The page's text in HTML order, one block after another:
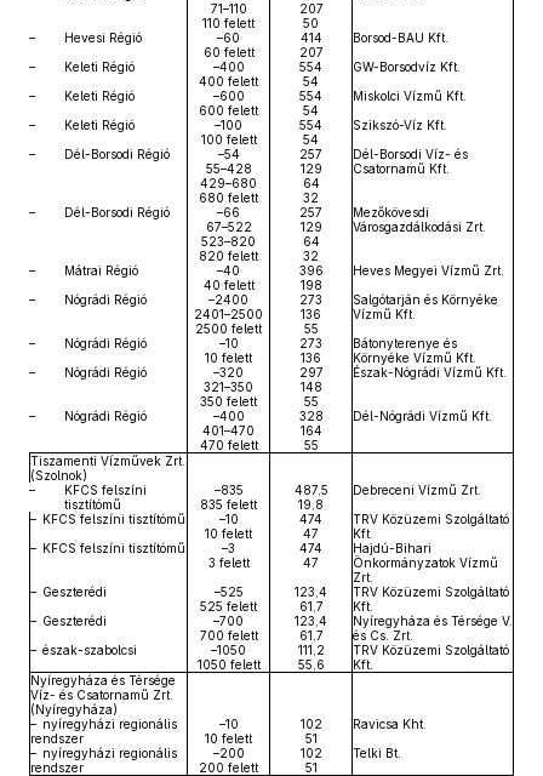
71–110
110 felett
207
50
– Hevesi Régió
–60
60 felett
414
207
Borsod-BAU Kft.
–
Keleti Régió
–400
400 felett
554
54
GW-Borsodvíz Kft.
–
Keleti Régió
–600
600 felett
554
54
Miskolci Vízmű Kft.
–
Keleti Régió
–100
100 felett
554
54
Szikszó-Víz Kft.
–
Dél-Borsodi Régió
–54
55–428
429–680
680 felett
257
129
64
32
Dél-Borsodi Víz- és
Csatornamű Kft.
– Dél-Borsodi Régió
–66
67–522
523–820
820 felett
257
129
64
32
Mezőkövesdi
Városgazdálkodási Zrt.
– Mátrai Régió
–40
40 felett
396
198
Heves Megyei Vízmű Zrt.
–
Nógrádi Régió
–2400
2401–2500
2500 felett
273
136
55
Salgótarján és Környéke
Vízmű Kft.
–
Nógrádi Régió
–10
10 felett
273
136
Bátonyterenye és
Környéke Vízmű Kft.
–
Nógrádi Régió
–320
321–350
350 felett
297
148
55
Észak-Nógrádi Vízmű Kft.
– Nógrádi Régió
–400
401–470
470 felett
328
164
55
Dél-Nógrádi Vízmű Kft.
Tiszamenti Vízművek Zrt.
(Szolnok)
–
KFCS felszíni
tisztítómű
–835
835 felett
487,5
19,8
Debreceni Vízmű Zrt.
– KFCS felszíni tisztítómű
–10
10 felett
474
47
TRV Közüzemi Szolgáltató
Kft.
– KFCS felszíni tisztítómű
–3
3 felett
474
47
Hajdú-Bihari
Önkormányzatok Vízmű
Zrt.
– Geszterédi
–525
525 felett
123,4
61,7
TRV Közüzemi Szolgáltató
Kft.
– Geszterédi
–700
700 felett
123,4
61,7
Nyíregyháza és Térsége V.
és Cs. Zrt.
– észak-szabolcsi
–1050
1050 felett
111,2
55,6
TRV Közüzemi Szolgáltató
Kft.
Nyíregyháza és Térsége
Víz- és Csatornamű Zrt.
(Nyíregyháza)
– nyíregyházi regionális
rendszer
–10
10 felett
102
51
Ravicsa Kht.
– nyíregyházi regionális
rendszer
–200
200 felett
102
51
Telki Bt.